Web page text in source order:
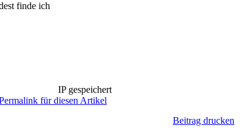
finde ich
IP gespeichert
für diesen Artikel
Beitrag drucken